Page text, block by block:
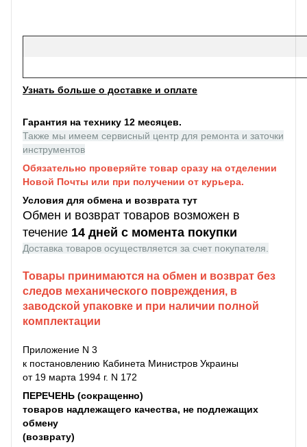
Узнать больше о доставке и оплате
Гарантия на технику 12 месяцев.
Также мы имеем сервисный центр для ремонта и заточки
инструментов
Обязательно проверяйте товар сразу на отделении
Новой Почты или при получении от курьера.
Условия для обмена и возврата тут
Обмен и возврат товаров возможен в
течение 14 дней с момента покупки
Доставка товаров осуществляется за счет покупателя.
Товары принимаются на обмен и возврат без
следов механического повреждения, в
заводской упаковке и при наличии полной
комплектации
Приложение N 3
к постановлению Кабинета Министров Украины
от 19 марта 1994 г. N 172
ПЕРЕЧЕНЬ (сокращенно)
товаров надлежащего качества, не подлежащих
обмену
(возврату)